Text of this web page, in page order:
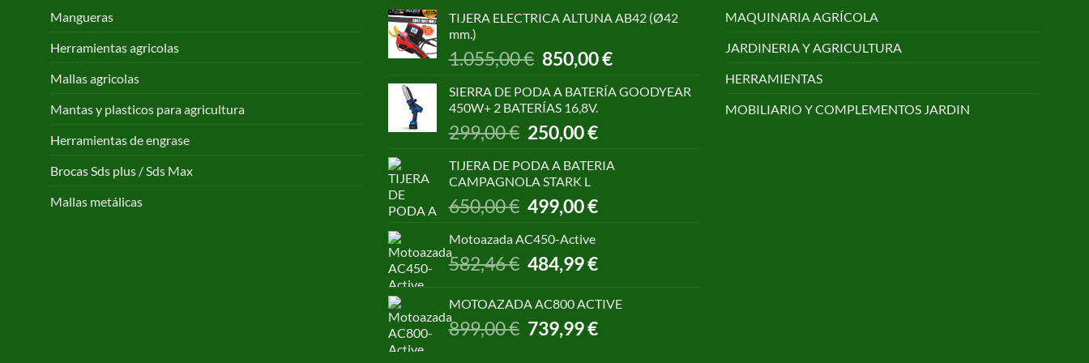
Mangueras
Herramientas agricolas
Mallas agricolas
Mantas y plasticos para agricultura
Herramientas de engrase
Brocas Sds plus / Sds Max
Mallas metálicas
TIJERA ELECTRICA ALTUNA AB42 (Ø42
mm.)
1.055,00€ El
precio
original
era:
1.055,00 €.
850,00€El
actual
SIERRA DE PODA A BATERÍA GOODYEAR
450W+ 2 BATERÍAS 16,8V.
299,00€ El
precio
original
era:
299,00 €.
250,00€El
actual
250,00 €.
TIJERA DE PODA A BATERIA
CAMPAGNOLA STARK L
650,00€
El
precio
original
650,00 €.
499,00€El
499,00 €.
Motoazada AC450-Active
582,46€
El
precio
era:
582,46 €.
484,99€El
es:
484,99 €.
MOTOAZADA AC800 ACTIVE
899,00€ El
precio
739,99€El
MAQUINARIA AGRÍCOLA
JARDINERIA Y AGRICULTURA
HERRAMIENTAS
MOBILIARIO Y COMPLEMENTOS JARDIN